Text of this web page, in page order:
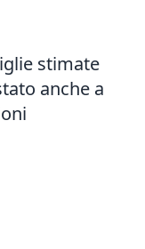
stimate
anche a